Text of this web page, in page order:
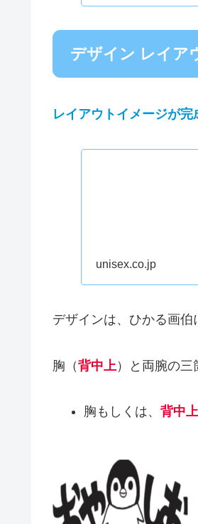
デザイン レイア
レイアウトイメージが
unisex.co.jp
デザインは、ひかる画伯
胸（背中上）と両腕の三
胸もしくは、 背中上